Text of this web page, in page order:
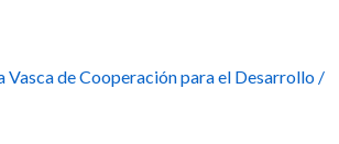
Vasca de Cooperación para el Desarrollo /